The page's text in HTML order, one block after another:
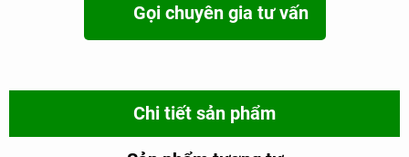
Gọi chuyên gia tư vấn
Chi tiết sản phẩm